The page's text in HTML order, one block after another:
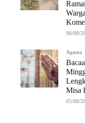
06/08/
Agama
Misa
05/08/